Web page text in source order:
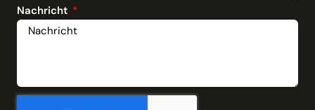
Nachricht